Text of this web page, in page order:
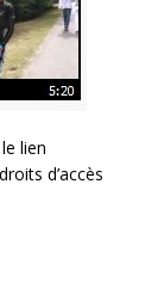
lien
d’accès